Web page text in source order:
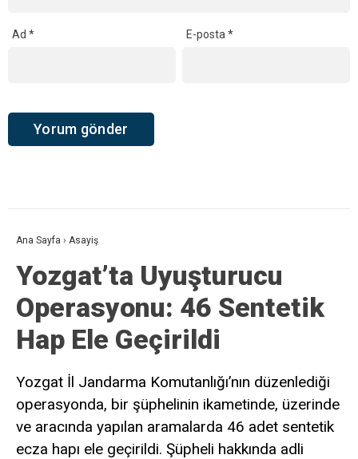
Ad * E-posta*
Ana Sayfa › Asayiş
Yozgat’ta Uyuşturucu
Operasyonu: 46 Sentetik
Hap Ele Geçirildi
Yozgat İl Jandarma Komutanlığı’nın düzenlediği
operasyonda, bir şüphelinin ikametinde, üzerinde
ve aracında yapılan aramalarda 46 adet sentetik
ecza hapı ele geçirildi. Şüpheli hakkında adli